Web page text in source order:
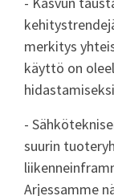
merkitys
käyttö on
-
suurin
Arjessamme